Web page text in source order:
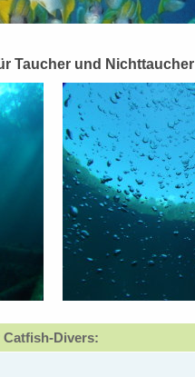
Taucher und Nichttaucher
Catfish-Divers: